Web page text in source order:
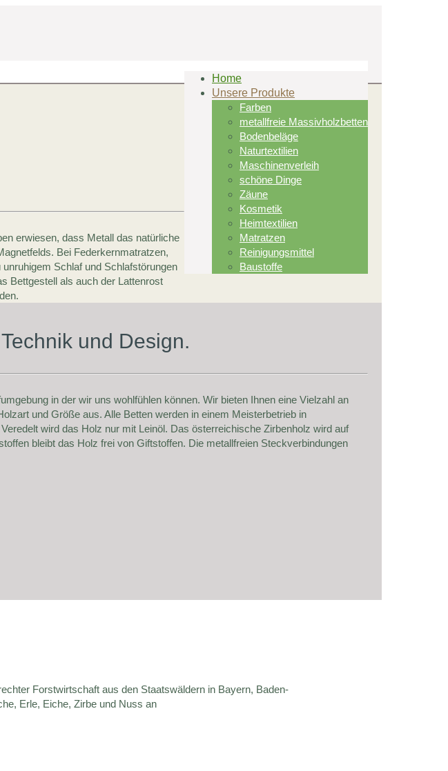
Home
Unsere Produkte
Farben
metallfreie Massivholzbetten
Bodenbeläge
Naturtextilien
Maschinenverleih
schöne Dinge
Zäune
Kosmetik
Heimtextilien
Matratzen
Reinigungsmittel
Baustoffe
erwiesen, dass Metall das natürliche
Bei Federkernmatratzen,
Schlaf und Schlafstörungen
Bettgestell als auch der Lattenrost
und Design.
in der wir uns wohlfühlen können. Wir bieten Ihnen eine Vielzahl an
und Größe aus. Alle Betten werden in einem Meisterbetrieb in
wird das Holz nur mit Leinöl. Das österreichische Zirbenholz wird auf
bleibt das Holz frei von Giftstoffen. Die metallfreien Steckverbindungen
Forstwirtschaft aus den Staatswäldern in Bayern, Baden-
Erle, Eiche, Zirbe und Nuss an